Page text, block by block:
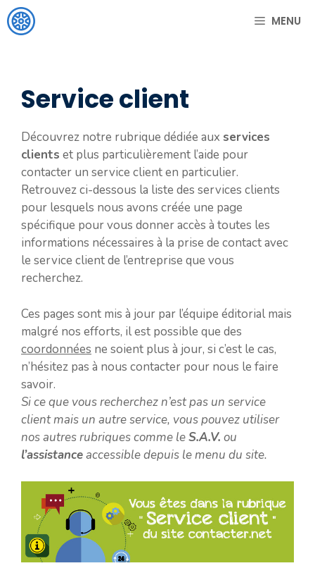
Aller
au
MENU
Service client
Découvrez notre rubrique dédiée aux services
clients et plus particulièrement l’aide pour
contacter un service client en particulier.
Retrouvez ci-dessous la liste des services clients
pour lesquels nous avons créée une page
spécifique pour vous donner accès à toutes les
informations nécessaires à la prise de contact avec
le service client de l’entreprise que vous
recherchez.
Ces pages sont mis à jour par l’équipe éditorial mais
malgré nos efforts, il est possible que des
coordonnées ne soient plus à jour, si c’est le cas,
n’hésitez pas à nous contacter pour nous le faire
savoir.
Si ce que vous recherchez n’est pas un service
client mais un autre service, vous pouvez utiliser
nos autres rubriques comme leS.A.V. ou
l’assistanceaccessible depuis le menu du site.